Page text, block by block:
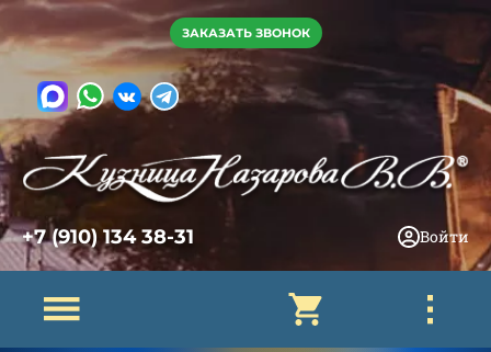
ЗАКАЗАТЬ ЗВОНОК
+7 (910) 134 38-31 Войти